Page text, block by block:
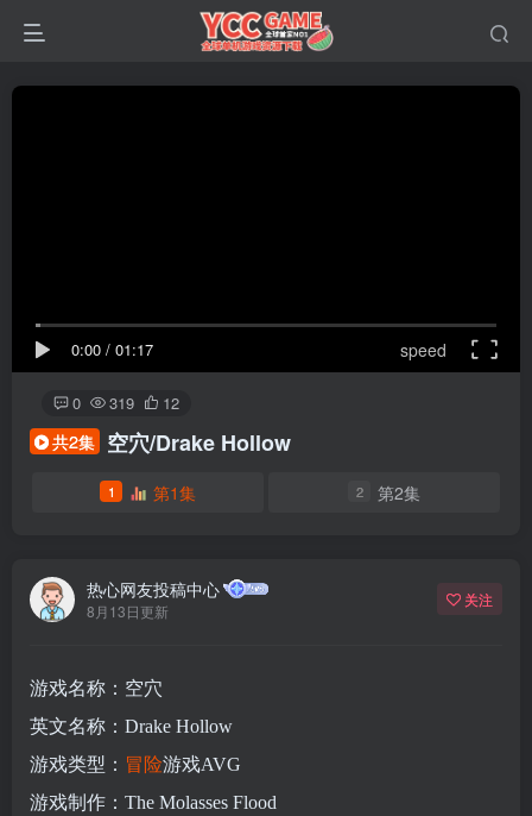
0:00 / 01:17 speed
0 319 12
共2集 空穴/Drake Hollow
1 第1集 2 第2集
热心网友投稿中心
8月13日更新
关注
游戏名称：空穴
英文名称：Drake Hollow
游戏类型： 冒险游戏AVG
游戏制作：The Molasses Flood